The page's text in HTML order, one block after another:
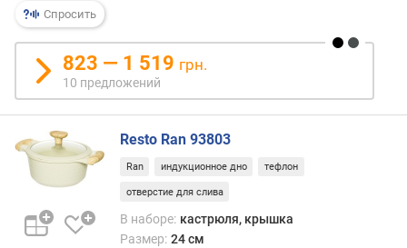
о
ы
п
р
е
д
м
е
т
Спросить
823 — 1 519 грн.
10 предложений
Resto Ran 93803
Ran индукционное дно тефлон
отверстие для слива
В наборе: кастрюля, крышка
Размер: 24 см